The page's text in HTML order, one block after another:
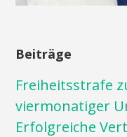
Beiträge
Freiheitsstrafe
viermonatiger
Erfolgreiche